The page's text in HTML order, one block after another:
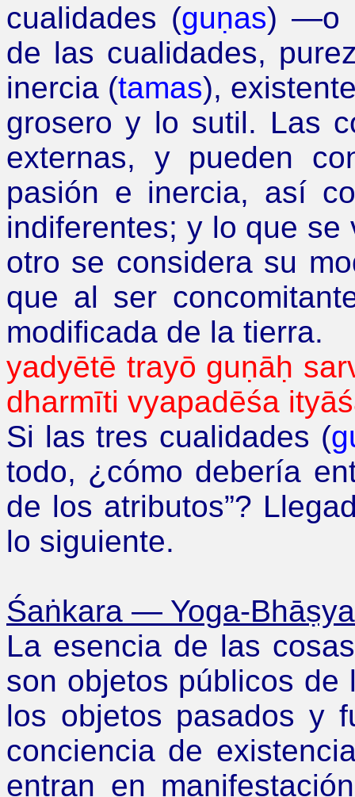
cualidades (guṇas)—o
de las cualidades,
inercia (tamas),
grosero y lo sutil. Las
externas, y pueden
pasión e inercia, así
indiferentes; y lo que se
otro se considera su
que al ser
modificada de la tierra.
yadyētē trayō guṇāḥ
dharmīti vyapadēśa
Si las tres cualidades (
todo, ¿ cómo debería
de los atributos”?
lo siguiente.
Śaṅkara — Yoga-
La esencia de las
son objetos públicos de
los objetos pasados y
conciencia de
entran en